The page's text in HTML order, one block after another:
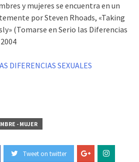
y mujeres se encuentra en un
por Steven Rhoads, «Taking
(Tomarse en Serio las Diferencias
DIFERENCIAS SEXUALES
- MUJER
Tweet on twitter